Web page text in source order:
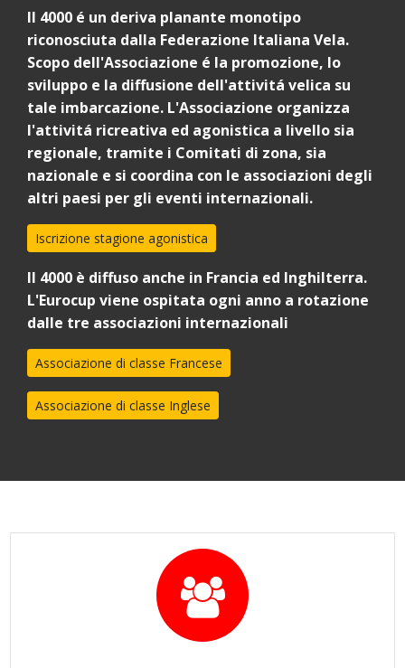
Il 4000 é un deriva planante monotipo
riconosciuta dalla Federazione Italiana Vela.
Scopo dell'Associazione é la promozione, lo
sviluppo e la diffusione dell'attivitá velica su
tale imbarcazione. L'Associazione organizza
l'attivitá ricreativa ed agonistica a livello sia
regionale, tramite i Comitati di zona, sia
nazionale e si coordina con le associazioni degli
altri paesi per gli eventi internazionali.
Iscrizione stagione agonistica
Il 4000 è diffuso anche in Francia ed Inghilterra.
L'Eurocup viene ospitata ogni anno a rotazione
dalle tre associazioni internazionali
Associazione di classe Francese
Associazione di classe Inglese